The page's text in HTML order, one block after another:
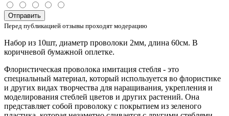
Отправить
Перед публикацией отзывы проходят модерацию
Набор из 10шт, диаметр проволоки 2мм, длина 60см. В
коричневой бумажной оплетке.
Флористическая проволока имитация стебля - это
специальный материал, который используется во флористике
и других видах творчества для наращивания, укрепления и
моделирования стеблей цветов и других растений. Она
представляет собой проволоку с покрытием из зеленого